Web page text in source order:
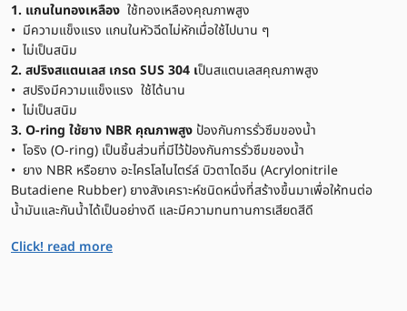
1. แกนในทองเหลือง ใช้ทองเหลืองคุณภาพสูง
• มีความแข็งแรง แกนในหัวฉีดไม่หักเมื่อใช้ไปนาน ๆ
• ไม่เป็นสนิม
2. สปริงสแตนเลส เกรด SUS 304 เป็นสแตนเลสคุณภาพสูง
• สปริงมีความเแข็งแรง ใช้ได้นาน
• ไม่เป็นสนิม
3. O-ring ใช้ยาง NBR คุณภาพสูง ป้องกันการรั่วซึมของน้ำ
• โอริง (O-ring) เป็นชิ้นส่วนที่มีไว้ป้องกันการรั่วซึมของน้ำ
• ยาง NBR หรือยาง อะไครโลไนไตร์ล์ บิวตาไดอีน (Acrylonitrile
Butadiene Rubber) ยางสังเคราะห์ชนิดหนึ่งที่สร้างขึ้นมาเพื่อให้ทนต่อ
น้ำมันและกันน้ำได้เป็นอย่างดี และมีความทนทานการเสียดสีดี
Click! read more